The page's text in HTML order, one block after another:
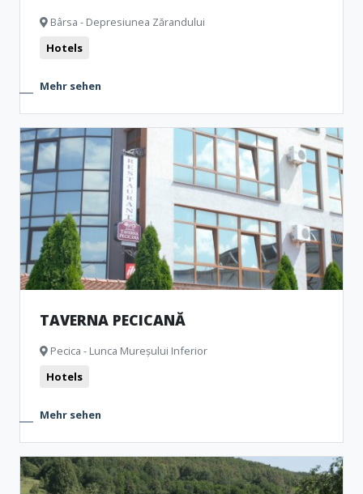
Bârsa - Depresiunea Zărandului
Hotels
Mehr sehen
TAVERNA PECICANĂ
Pecica - Lunca Mureșului Inferior
Hotels
Mehr sehen